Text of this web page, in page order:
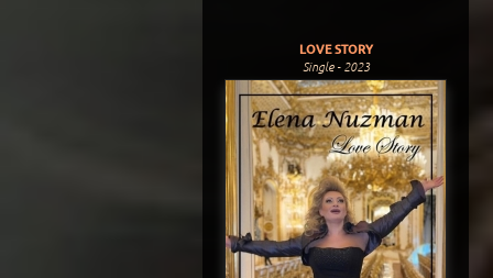
LOVE STORY
Single - 2023